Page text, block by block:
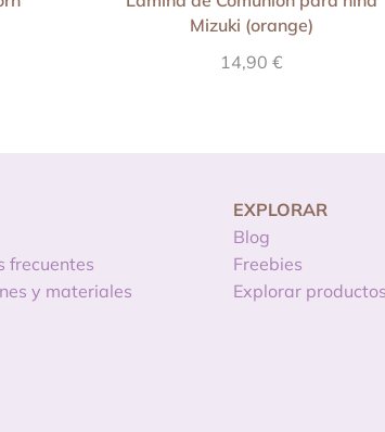
Mizuki (orange)
14,90 €
frecuentes
y materiales
EXPLORAR
Blog
Freebies
Explorar productos